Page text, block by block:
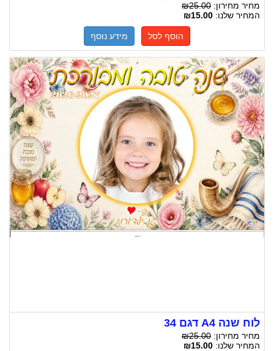
מחיר מחירון: ₪25.00
המחיר שלנו: ₪15.00
הוסף לסל מידע נוסף
לוח שנה A4 דגם 34
מחיר מחירון: ₪25.00
המחיר שלנו: ₪15.00